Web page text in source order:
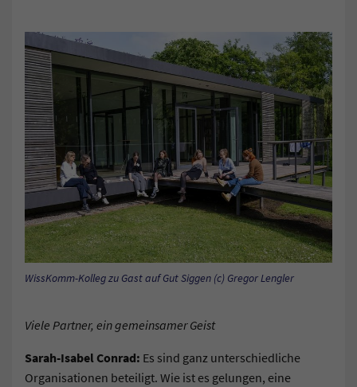
WissKomm-Kolleg zu Gast auf Gut Siggen (c) Gregor Lengler
Viele Partner, ein gemeinsamer Geist
Sarah-Isabel Conrad: Es sind ganz unterschiedliche
Organisationen beteiligt. Wie ist es gelungen, eine